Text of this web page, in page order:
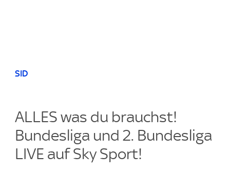
SID
ALLES was du brauchst!
Bundesliga und 2. Bundesliga
LIVE auf Sky Sport!